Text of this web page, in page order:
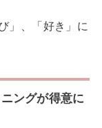
」、「好き」に
ングが得意に